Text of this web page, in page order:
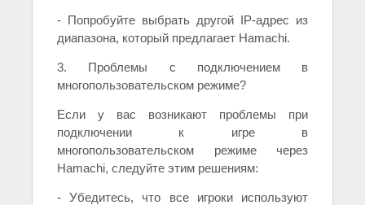
- Попробуйте выбрать другой IP-адрес из
диапазона, который предлагает Hamachi.
3. Проблемы с подключением в
многопользовательском режиме?
Если у вас возникают проблемы при
подключении к игре в
многопользовательском режиме через
Hamachi, следуйте этим решениям:
- Убедитесь, что все игроки используют